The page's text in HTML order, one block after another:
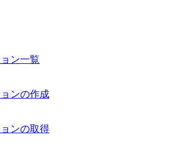
ン一覧
ンの作成
ンの取得